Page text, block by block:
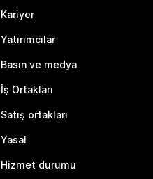
Kariyer
Yatırımcılar
Basın ve medya
İş Ortakları
Satış ortakları
Yasal
Hizmet durumu